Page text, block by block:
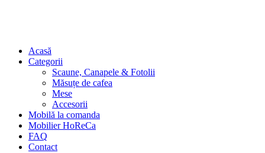
Acasă
Categorii
Scaune, Canapele & Fotolii
Măsuțe de cafea
Mese
Accesorii
Mobilă la comanda
Mobilier HoReCa
FAQ
Contact